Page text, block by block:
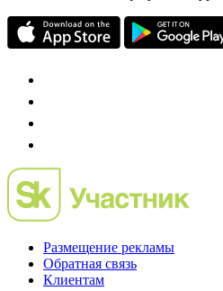
проект о российском рынке
Preqveca.ru